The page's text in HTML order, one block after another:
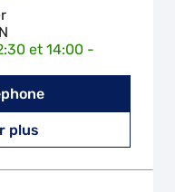
et 14:00 -
plus